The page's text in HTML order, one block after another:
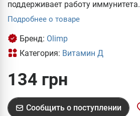
поддерживает работу иммунитета.
Подробнее о товаре
Бренд: Olimp
Категория: Витамин Д
134 грн
Сообщить о поступлении